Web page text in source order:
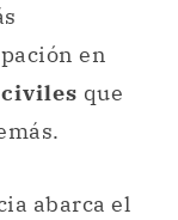
en
civiles que
abarca el